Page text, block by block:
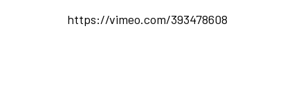
https://vimeo.com/393478608